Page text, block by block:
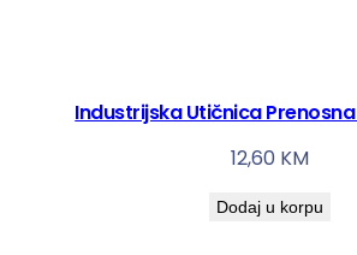
Industrijska Utičnica Prenosna
12,60 KM
Dodaj u korpu